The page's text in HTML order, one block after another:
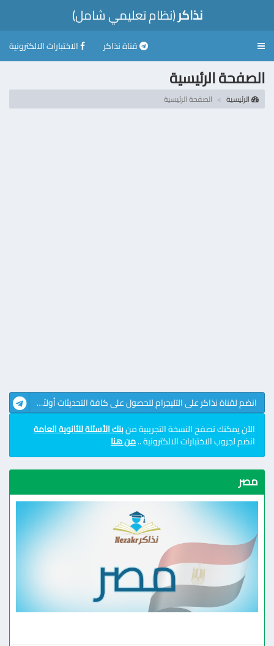
نذاكر(نظام تعليمي شامل)
Toggle
الاختبارات الالكترونية قناة نذاكر
الصفحة الرئيسية
الرئيسية الصفحة الرئيسية
انضم لقناة نذاكر على التليجرام للحصول على كافة التحديثات أولاً بأول
الآن يمكنك تصفح النسخة التجريبية منبنك الأسئلة للثانوية العامة
انضم لجروب الاختبارات الالكترونية ..من هنا
مصر